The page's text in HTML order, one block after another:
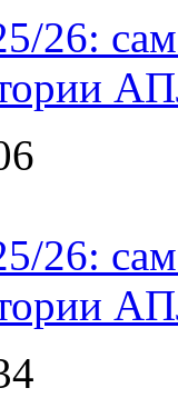
26:
26: